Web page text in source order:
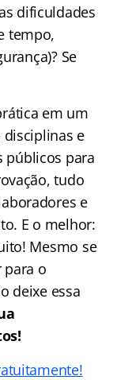
dificuldades
tempo,
Se
em um
e
públicos para
tudo
e
E o melhor:
Mesmo se
para o
deixe essa